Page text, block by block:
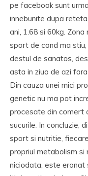
pe facebook sunt
innebunite dupa
ani, 1.68 si 60kg.
sport de cand ma
destul de sanatos,
asta in ziua de azi
Din cauza unei mici
genetic nu ma pot
procesate din comert
sucurile. In concluzie,
sport si nutritie,
propriul metabolism si
niciodata, este eronat